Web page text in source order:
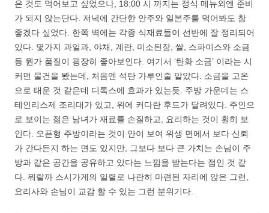
은 것도 먹어보고 싶었으나, 18:00 시 까지는 정식 메뉴외엔 준비
가 되지 않는단다. 저녁에 간단한 안주와 일본주를 먹어봐도 참
좋겠다 싶었다. 한쪽 벽에는 각종 식재료들이 선반에 잘 정리되어
있다. 몇가지 과일과, 야채, 계란, 미소된장, 쌀, 스파이스와 소금
등 뭔가 품질이 굉장히 좋아보인다. 여기서 ‘탄화 소금’ 이라는 시
커먼 물건을 봤는데, 처음엔 석탄 가루인줄 알았다. 소금을 고온
으로 태운 것 같은데 디톡스에 효과가 있는듯. 주방 가운데는 스
테인리스제 조리대가 있고, 위에 커다란 후드가 달려있다. 주인으
로 보이는 젊은 남녀가 재료를 손질하고, 요리하는 것이 훤히 보
인다. 오픈형 주방이라는 것이 안이 보여 위생 면에서 보다 신뢰
가 간다든지 하는 면도 있지만, 그보다 보다 큰 가치는 손님이 주
방과 같은 공간을 공유하고 있다는 느낌을 받는다는 점인 것 같
다. 뭐랄까 스시가게의 일렬로 나란히 마련된 자리에 앉은 그런,
요리사와 손님이 교감 할 수 있는 그런 분위기다.